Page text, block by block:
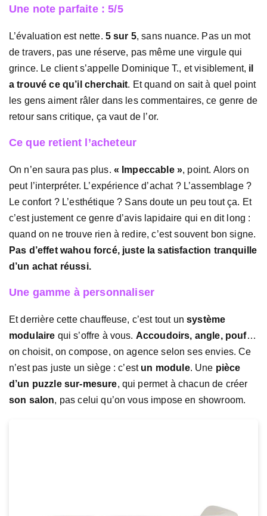
Une note parfaite : 5/5
L’évaluation est nette. 5 sur 5, sans nuance. Pas un mot
de travers, pas une réserve, pas même une virgule qui
grince. Le client s’appelle Dominique T., et visiblement, il
a trouvé ce qu’il cherchait. Et quand on sait à quel point
les gens aiment râler dans les commentaires, ce genre de
retour sans critique, ça vaut de l’or.
Ce que retient l’acheteur
On n’en saura pas plus. « Impeccable », point. Alors on
peut l’interpréter. L’expérience d’achat ? L’assemblage ?
Le confort ? L’esthétique ? Sans doute un peu tout ça. Et
c’est justement ce genre d’avis lapidaire qui en dit long :
quand on ne trouve rien à redire, c’est souvent bon signe.
Pas d’effet wahou forcé, juste la satisfaction tranquille
d’un achat réussi.
Une gamme à personnaliser
Et derrière cette chauffeuse, c’est tout unsystème
modulaire qui s’offre à vous. Accoudoirs, angle, pouf…
on choisit, on compose, on agence selon ses envies. Ce
n’est pas juste un siège : c’est un module. Une pièce
d’un puzzle sur-mesure, qui permet à chacun de créer
son salon, pas celui qu’on vous impose en showroom.